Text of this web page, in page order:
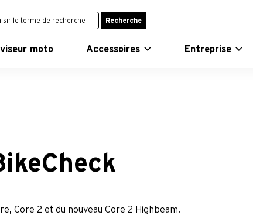
Recherche
moto Accessoires Entreprise
Core 2 et du nouveau Core 2 Highbeam.